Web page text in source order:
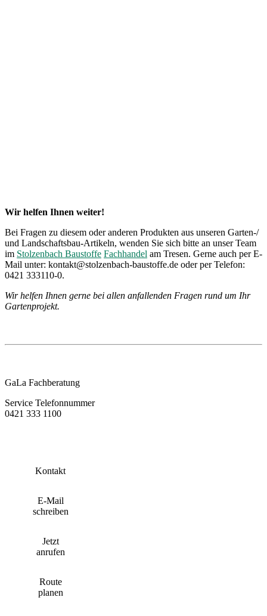
Wir helfen Ihnen weiter!
Bei Fragen zu diesem oder anderen Produkten aus unseren Garten-/
und Landschaftsbau-Artikeln, wenden Sie sich bitte an unser Team
im Stolzenbach Baustoffe Fachhandel am Tresen. Gerne auch per E-
Mail unter: kontakt@stolzenbach-baustoffe.de oder per Telefon:
0421 333110-0.
Wir helfen Ihnen gerne bei allen anfallenden Fragen rund um Ihr
Gartenprojekt.
GaLa Fachberatung
Service Telefonnummer
0421 333 1100
Kontakt
E-Mail
schreiben
Jetzt
anrufen
Route
planen